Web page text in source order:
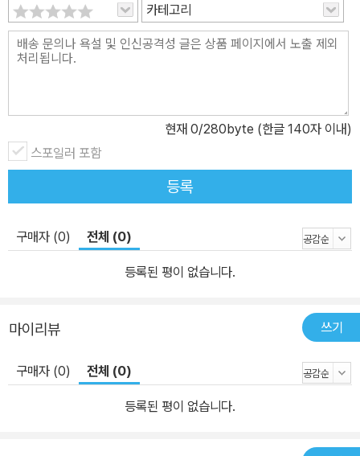
카테고리
현재 0/280byte (한글 140자 이내)
스포일러 포함
등록
구매자 (0) 전체 (0)
등록된 평이 없습니다.
마이리뷰 쓰기
구매자 (0) 전체 (0)
등록된 평이 없습니다.